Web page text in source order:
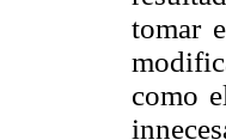
tomar
como